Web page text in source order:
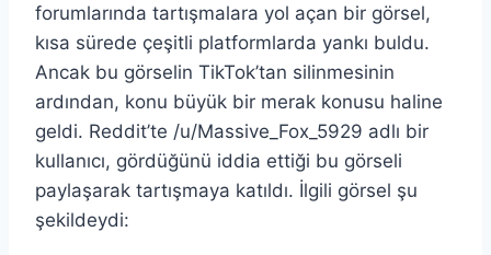
forumlarında tartışmalara yol açan bir görsel,
kısa sürede çeşitli platformlarda yankı buldu.
Ancak bu görselin TikTok’tan silinmesinin
ardından, konu büyük bir merak konusu haline
geldi. Reddit’te /u/Massive_Fox_5929 adlı bir
kullanıcı, gördüğünü iddia ettiği bu görseli
paylaşarak tartışmaya katıldı. İlgili görsel şu
şekildeydi: